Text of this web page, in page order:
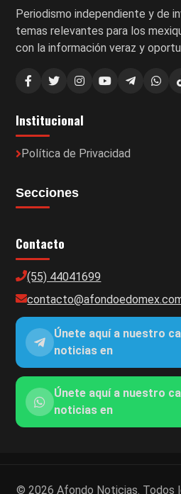
Periodismo independiente y de
temas relevantes para los
con la información veraz y
Institucional
Política de Privacidad
Secciones
Contacto
(55) 44041699
Únete aquí a nuestro
noticias en
Únete aquí a nuestro
noticias en
© 2026 Afondo Noticias. Todos